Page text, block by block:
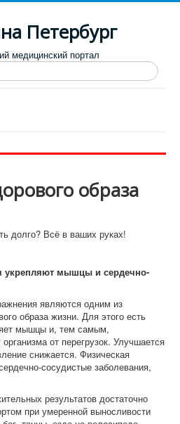
Петербург
медицинский портал
образа
долго? Всё в ваших руках!
укрепляют мышцы и сердечно-
являются одним из
образа жизни. Для этого есть
мышцы и, тем самым,
от перегрузок. Улучшается
снижается. Физическая
сосудистые заболевания,
результатов достаточно
при умеренной выносливости